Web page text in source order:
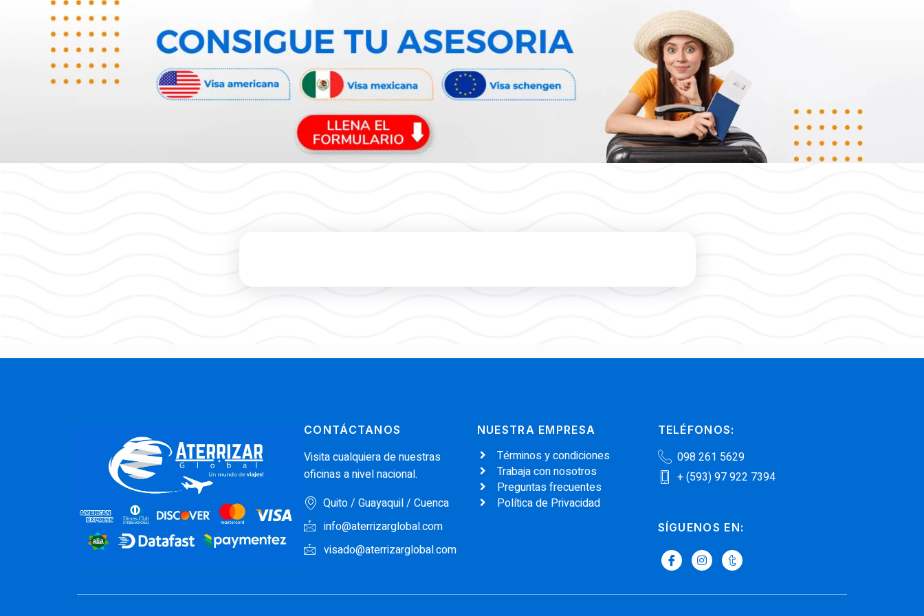
CONTÁCTANOS
Visita cualquiera de nuestras
oficinas a nivel nacional.
Quito / Guayaquil / Cuenca
info@aterrizarglobal.com
visado@aterrizarglobal.com
NUESTRA EMPRESA
Términos y condiciones
Trabaja con nosotros
Preguntas frecuentes
Política de Privacidad
TELÉFONOS:
098 261 5629
+ (593) 97 922 7394
SÍGUENOS EN: